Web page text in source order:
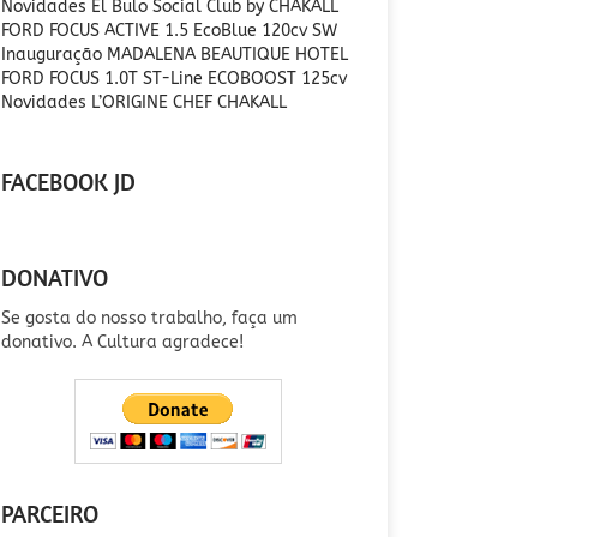
Novidades El Bulo Social Club by CHAKALL
FORD FOCUS ACTIVE 1.5 EcoBlue 120cv SW
Inauguração MADALENA BEAUTIQUE HOTEL
FORD FOCUS 1.0T ST-Line ECOBOOST 125cv
Novidades L’ORIGINE CHEF CHAKALL
FACEBOOK JD
DONATIVO
Se gosta do nosso trabalho, faça um
donativo. A Cultura agradece!
PARCEIRO